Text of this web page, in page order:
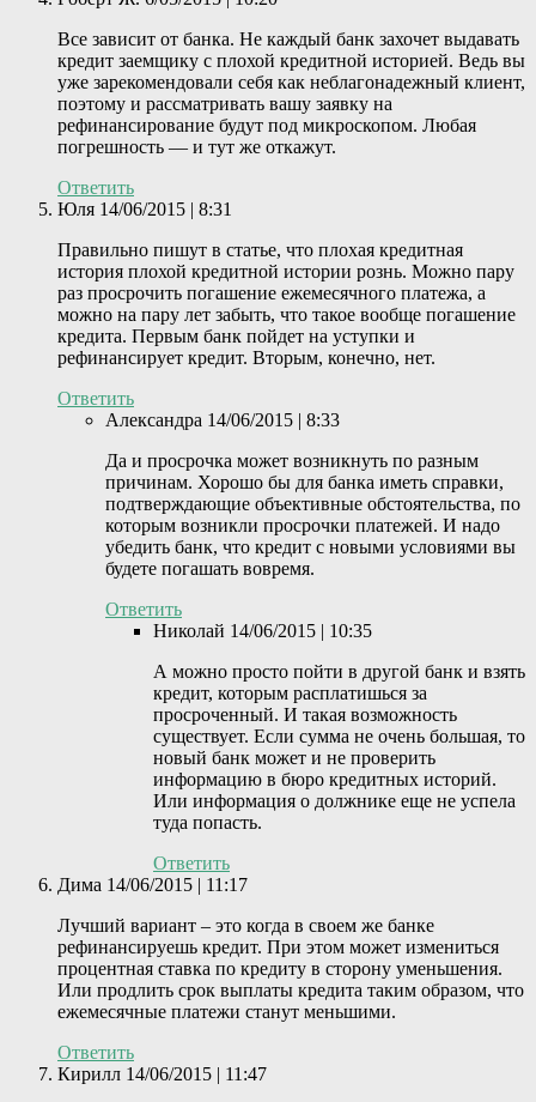
Все зависит от банка. Не каждый банк захочет выдавать
кредит заемщику с плохой кредитной историей. Ведь вы
уже зарекомендовали себя как неблагонадежный клиент,
поэтому и рассматривать вашу заявку на
рефинансирование будут под микроскопом. Любая
погрешность — и тут же откажут.
Ответить
Юля 14/06/2015 | 8:31
Правильно пишут в статье, что плохая кредитная
история плохой кредитной истории рознь. Можно пару
раз просрочить погашение ежемесячного платежа, а
можно на пару лет забыть, что такое вообще погашение
кредита. Первым банк пойдет на уступки и
рефинансирует кредит. Вторым, конечно, нет.
Ответить
Александра 14/06/2015 | 8:33
Да и просрочка может возникнуть по разным
причинам. Хорошо бы для банка иметь справки,
подтверждающие объективные обстоятельства, по
которым возникли просрочки платежей. И надо
убедить банк, что кредит с новыми условиями вы
будете погашать вовремя.
Ответить
Николай 14/06/2015 | 10:35
А можно просто пойти в другой банк и взять
кредит, которым расплатишься за
просроченный. И такая возможность
существует. Если сумма не очень большая, то
новый банк может и не проверить
информацию в бюро кредитных историй.
Или информация о должнике еще не успела
туда попасть.
Ответить
Дима 14/06/2015 | 11:17
Лучший вариант – это когда в своем же банке
рефинансируешь кредит. При этом может измениться
процентная ставка по кредиту в сторону уменьшения.
Или продлить срок выплаты кредита таким образом, что
ежемесячные платежи станут меньшими.
Ответить
Кирилл 14/06/2015 | 11:47